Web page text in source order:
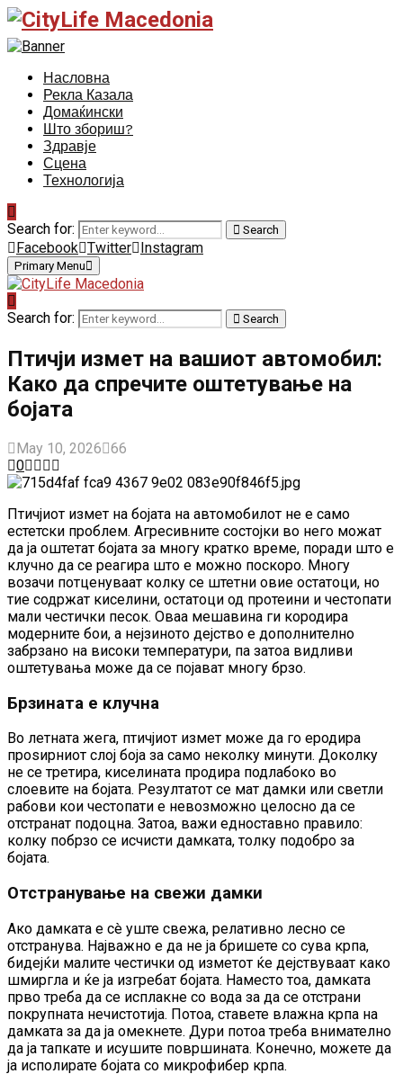
Насловна
Рекла Казала
Домаќински
Што збориш?
Здравје
Сцена
Технологија
Search for: Search
Facebook Twitter Instagram
Primary Menu
Search for: Search
Птичји измет на вашиот автомобил:
Како да спречите оштетување на
бојата
May 10, 2026 66
0
Птичјиот измет на бојата на автомобилот не е само
естетски проблем. Агресивните состојки во него можат
да ја оштетат бојата за многу кратко време, поради што е
клучно да се реагира што е можно поскоро. Многу
возачи потценуваат колку се штетни овие остатоци, но
тие содржат киселини, остатоци од протеини и честопати
мали честички песок. Оваа мешавина ги кородира
модерните бои, а нејзиното дејство е дополнително
забрзано на високи температури, па затоа видливи
оштетувања може да се појават многу брзо.
Брзината е клучна
Во летната жега, птичјиот измет може да го еродира
проѕирниот слој боја за само неколку минути. Доколку
не се третира, киселината продира подлабоко во
слоевите на бојата. Резултатот се мат дамки или светли
рабови кои честопати е невозможно целосно да се
отстранат подоцна. Затоа, важи едноставно правило:
колку побрзо се исчисти дамката, толку подобро за
бојата.
Отстранување на свежи дамки
Ако дамката е сè уште свежа, релативно лесно се
отстранува. Најважно е да не ја бришете со сува крпа,
бидејќи малите честички од изметот ќе дејствуваат како
шмиргла и ќе ја изгребат бојата. Наместо тоа, дамката
прво треба да се исплакне со вода за да се отстрани
покрупната нечистотија. Потоа, ставете влажна крпа на
дамката за да ја омекнете. Дури потоа треба внимателно
да ја тапкате и исушите површината. Конечно, можете да
ја исполирате бојата со микрофибер крпа.